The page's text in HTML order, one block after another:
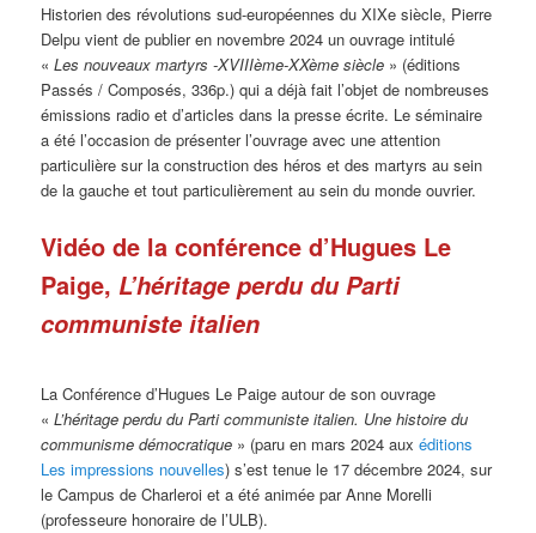
Historien des révolutions sud-européennes du XIXe siècle, Pierre
Delpu vient de publier en novembre 2024 un ouvrage intitulé
«Les nouveaux martyrs -XVIIIème-XXème siècle » (éditions
Passés / Composés, 336p.) qui a déjà fait l’objet de nombreuses
émissions radio et d’articles dans la presse écrite. Le séminaire
a été l’occasion de présenter l’ouvrage avec une attention
particulière sur la construction des héros et des martyrs au sein
de la gauche et tout particulièrement au sein du monde ouvrier.
Vidéo de la conférence d’Hugues Le
Paige, L’héritage perdu du Parti
communiste italien
La Conférence d’Hugues Le Paige autour de son ouvrage
«L’héritage perdu du Parti communiste italien. Une histoire du
communisme démocratique » (paru en mars 2024 auxéditions
Les impressions nouvelles) s’est tenue le 17 décembre 2024, sur
le Campus de Charleroi et a été animée par Anne Morelli
(professeure honoraire de l’ULB).